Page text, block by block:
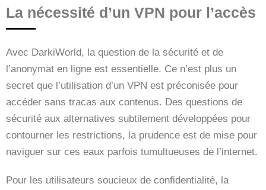
La nécessité d’un VPN pour l’accès
Avec DarkiWorld, la question de la sécurité et de
l’anonymat en ligne est essentielle. Ce n’est plus un
secret que l’utilisation d’un VPN est préconisée pour
accéder sans tracas aux contenus. Des questions de
sécurité aux alternatives subtilement développées pour
contourner les restrictions, la prudence est de mise pour
naviguer sur ces eaux parfois tumultueuses de l’internet.
Pour les utilisateurs soucieux de confidentialité, la